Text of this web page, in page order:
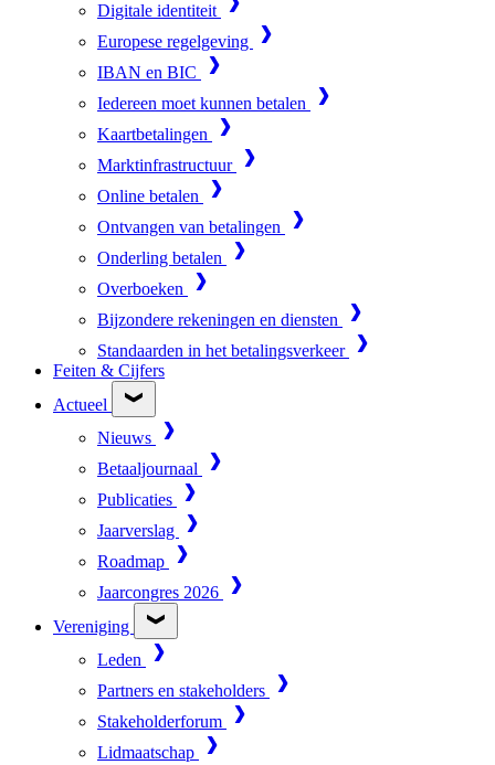
Digitale identiteit
Europese regelgeving
IBAN en BIC
Iedereen moet kunnen betalen
Kaartbetalingen
Marktinfrastructuur
Online betalen
Ontvangen van betalingen
Onderling betalen
Overboeken
Bijzondere rekeningen en diensten
Standaarden in het betalingsverkeer
Feiten & Cijfers
Actueel
Nieuws
Betaaljournaal
Publicaties
Jaarverslag
Roadmap
Jaarcongres 2026
Vereniging
Leden
Partners en stakeholders
Stakeholderforum
Lidmaatschap